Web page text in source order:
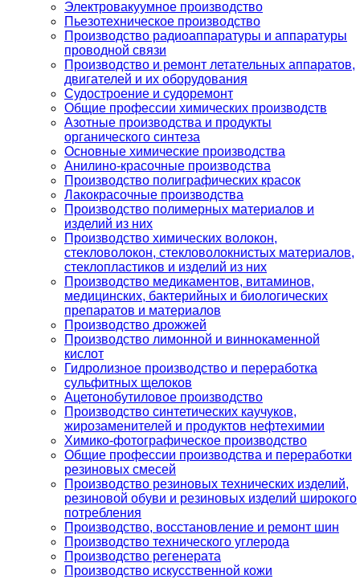
Электровакуумное производство
Пьезотехническое производство
Производство радиоаппаратуры и аппаратуры
проводной связи
Производство и ремонт летательных аппаратов,
двигателей и их оборудования
Судостроение и судоремонт
Общие профессии химических производств
Азотные производства и продукты
органического синтеза
Основные химические производства
Анилино-красочные производства
Производство полиграфических красок
Лакокрасочные производства
Производство полимерных материалов и
изделий из них
Производство химических волокон,
стекловолокон, стекловолокнистых материалов,
стеклопластиков и изделий из них
Производство медикаментов, витаминов,
медицинских, бактерийных и биологических
препаратов и материалов
Производство дрожжей
Производство лимонной и виннокаменной
кислот
Гидролизное производство и переработка
сульфитных щелоков
Ацетонобутиловое производство
Производство синтетических каучуков,
жирозаменителей и продуктов нефтехимии
Химико-фотографическое производство
Общие профессии производства и переработки
резиновых смесей
Производство резиновых технических изделий,
резиновой обуви и резиновых изделий широкого
потребления
Производство, восстановление и ремонт шин
Производство технического углерода
Производство регенерата
Производство искусственной кожи